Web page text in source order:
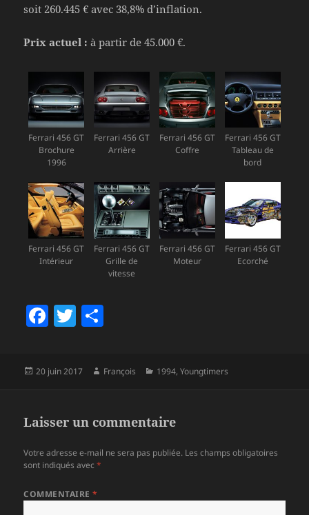
soit 260.445 € avec 38,8% d’inflation.
Prix actuel : à partir de 45.000 €.
Ferrari 456 GT
Brochure
1996
Ferrari 456 GT
Arrière
Ferrari 456 GT
Coffre
Ferrari 456 GT
Tableau de
bord
Ferrari 456 GT
Intérieur
Ferrari 456 GT
Grille de
vitesse
Ferrari 456 GT
Moteur
Ferrari 456 GT
Ecorché
F
e
o
o
k
T
itt
era
er
Publié
20 juin 2017 Auteur
François Catégories
1994,Youngtimers
Laisser un commentaire
Votre adresse e-mail ne sera pas publiée. Les champs obligatoires
sont indiqués avec*
COMMENTAIRE*